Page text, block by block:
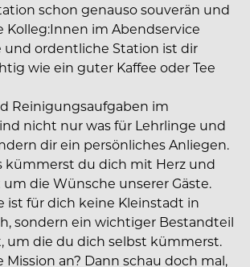
schon genauso souverän und
Kolleg:Innen im Abendservice
und ordentliche Station ist dir
wie ein guter Kaffee oder Tee
Reinigungsaufgaben im
nicht nur was für Lehrlinge und
dir ein persönliches Anliegen.
kümmerst du dich mit Herz und
die Wünsche unserer Gäste.
ist für dich keine Kleinstadt in
sondern ein wichtiger Bestandteil
um die du dich selbst kümmerst.
Mission an? Dann schau doch mal,